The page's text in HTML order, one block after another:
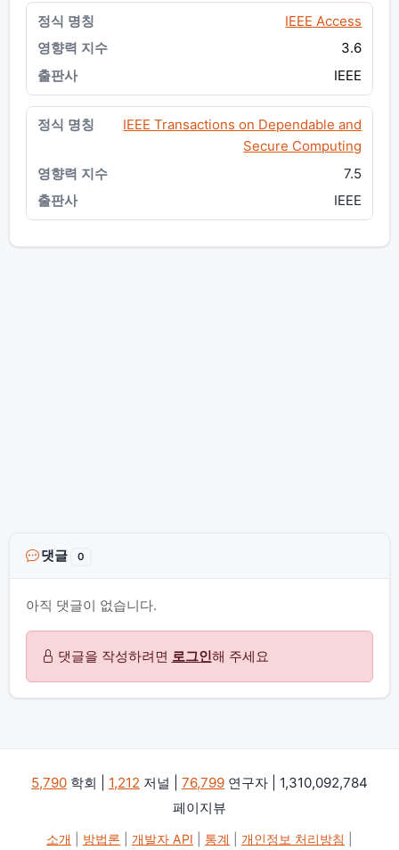
IEEE Access
3.6
IEEE
IEEE Transactions on Dependable and
Secure Computing
7.5
IEEE
댓글 0
아직 댓글이 없습니다.
댓글을 작성하려면 로그인해 주세요
5,790 학회 | 1,212 저널 | 76,799 연구자 | 1,310,092,784
페이지뷰
소개 방법론 개발자 API 통계 개인정보 처리방침